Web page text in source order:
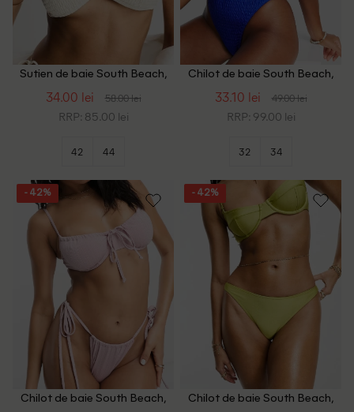
Sutien de baie South Beach,
34.00 lei 58.00 lei
RRP: 85.00 lei
42 44
Chilot de baie South Beach,
33.10 lei 49.00 lei
RRP: 99.00 lei
32 34
- 42%
Chilot de baie South Beach,
- 42%
Chilot de baie South Beach,